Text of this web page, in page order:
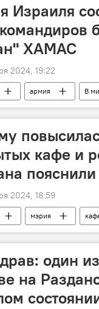
Израиля
ХАМАС
2024, 19:22
армия В
кафе и
пояснили
2024, 18:59
мэрия
один
на